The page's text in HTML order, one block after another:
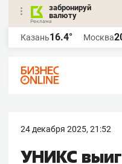
забронируй
валюту
Казань16.4° Москва
24 декабря 2025, 21:52
УНИКС